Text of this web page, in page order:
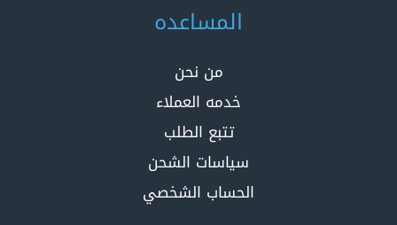
المساعده
من نحن
خدمه العملاء
تتبع الطلب
سياسات الشحن
الحساب الشخصي